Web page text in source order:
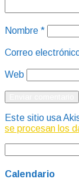
Nombre *
Correo
Web
Este sitio usa
se procesan los
Calendario